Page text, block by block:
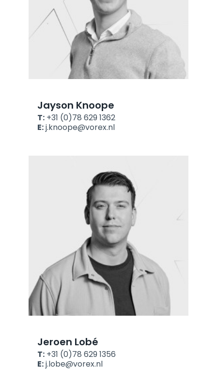
Jayson Knoope
T: +31 (0)78 629 1362
E:j.knoope@vorex.nl
Jeroen Lobé
T: +31 (0)78 629 1356
E:j.lobe@vorex.nl